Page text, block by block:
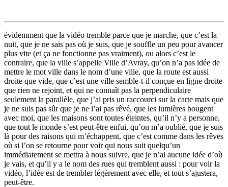
évidemment que la vidéo tremble parce que je marche, que c’est la
nuit, que je ne sais pas où je suis, que je souffle un peu pour avancer
plus vite (et ça ne fonctionne pas vraiment), ou alors c’est le
contraire, que la ville s’appelle Ville d’Avray, qu’on n’a pas idée de
mettre le mot ville dans le nom d’une ville, que la route est aussi
droite que vide, que c’est une ville semble-t-il conçue en ligne droite
que rien ne rejoint, et qui ne connaît pas la perpendiculaire
seulement la parallèle, que j’ai pris un raccourci sur la carte mais que
je ne suis pas sûr que je ne l’ai pas rêvé, que les lumières bougent
avec moi, que les maisons sont toutes éteintes, qu’il n’y a personne,
que tout le monde s’est peut-être enfui, qu’on m’a oublié, que je suis
là pour des raisons qui m’échappent, que c’est comme dans les rêves
où si l’on se retourne pour voir qui nous suit quelqu’un
immédiatement se mettra à nous suivre, que je n’ai aucune idée d’où
je vais, et qu’il y a le nom des rues qui tremblent aussi : pour voir la
vidéo, l’idée est de trembler légèrement avec elle, et tout s’ajustera,
peut-être.